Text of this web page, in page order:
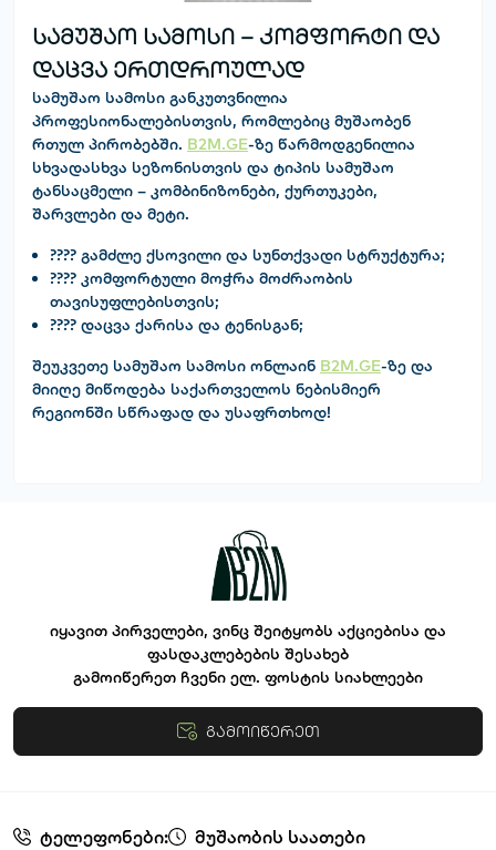
სამუშაო სამოსი – კომფორტი და
დაცვა ერთდროულად
სამუშაო სამოსი განკუთვნილია
პროფესიონალებისთვის, რომლებიც მუშაობენ
რთულ პირობებში. B2M.GE-ზე წარმოდგენილია
სხვადასხვა სეზონისთვის და ტიპის სამუშაო
ტანსაცმელი – კომბინიზონები, ქურთუკები,
შარვლები და მეტი.
???? გამძლე ქსოვილი და სუნთქვადი სტრუქტურა;
???? კომფორტული მოჭრა მოძრაობის
თავისუფლებისთვის;
???? დაცვა ქარისა და ტენისგან;
შეუკვეთე სამუშაო სამოსი ონლაინ B2M.GE-ზე და
მიიღე მიწოდება საქართველოს ნებისმიერ
რეგიონში სწრაფად და უსაფრთხოდ!
იყავით პირველები, ვინც შეიტყობს აქციებისა და
ფასდაკლებების შესახებ
გამოიწერეთ ჩვენი ელ. ფოსტის სიახლეები
გამოიწერეთ
წესები და პირობები
ტელეფონები: მუშაობის საათები